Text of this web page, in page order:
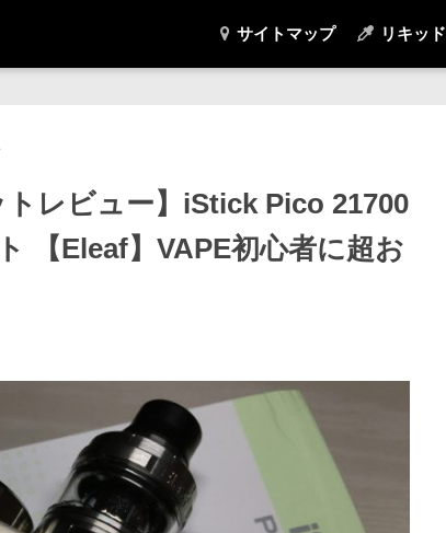
サイトマップ リキッド
レビュー】iStick Pico 21700
【Eleaf】VAPE初心者に超お